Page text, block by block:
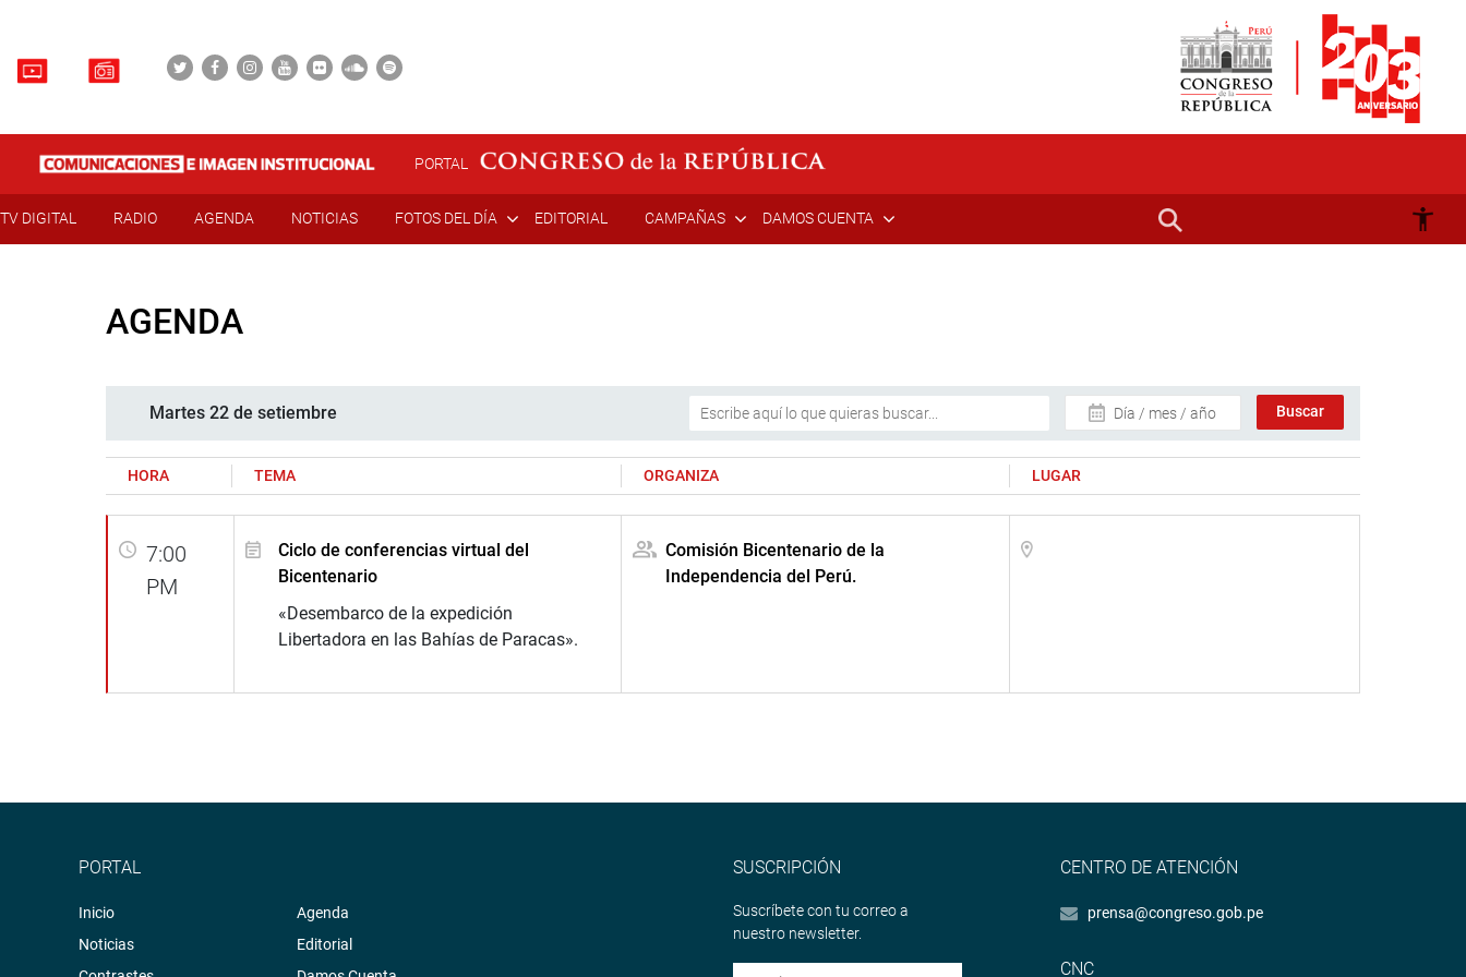
PORTAL
TV DIGITAL RADIO AGENDA NOTICIAS FOTOS DEL DÍA EDITORIAL CAMPAÑAS DAMOS CUENTA
AGENDA
Martes 22 de setiembre Día / mes / año
HORA TEMA ORGANIZA LUGAR
7:00
PM
Ciclo de conferencias virtual del
Bicentenario
«Desembarco de la expedición
Libertadora en las Bahías de Paracas».
Comisión Bicentenario de la
Independencia del Perú.
PORTAL
Inicio
Noticias
Agenda
Editorial
SUSCRIPCIÓN
Suscríbete con tu correo a
nuestro newsletter.
CENTRO DE ATENCIÓN
prensa@congreso.gob.pe
CNC